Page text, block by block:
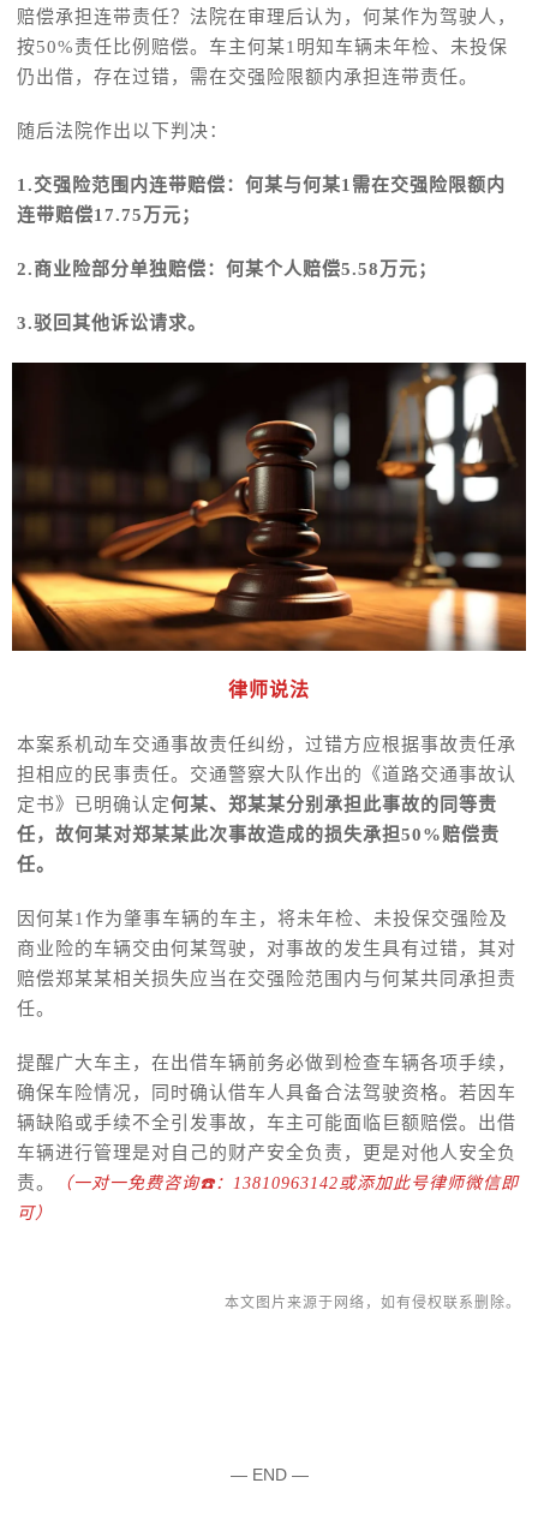
赔偿承担连带责任？法院在审理后认为，何某作为驾驶人，
按50%责任比例赔偿。车主何某1明知车辆未年检、未投保
仍出借，存在过错，需在交强险限额内承担连带责任。
随后法院作出以下判决：
1.交强险范围内连带赔偿：何某与何某1需在交强险限额内
连带赔偿17.75万元；
2.商业险部分单独赔偿：何某个人赔偿5.58万元；
3.驳回其他诉讼请求。
律师说法
本案系机动车交通事故责任纠纷，过错方应根据事故责任承
担相应的民事责任。交通警察大队作出的《道路交通事故认
定书》已明确认定何某、郑某某分别承担此事故的同等责
任，故何某对郑某某此次事故造成的损失承担50%赔偿责
任。
因何某1作为肇事车辆的车主，将未年检、未投保交强险及
商业险的车辆交由何某驾驶，对事故的发生具有过错，其对
赔偿郑某某相关损失应当在交强险范围内与何某共同承担责
任。
提醒广大车主，在出借车辆前务必做到检查车辆各项手续，
确保车险情况，同时确认借车人具备合法驾驶资格。若因车
辆缺陷或手续不全引发事故，车主可能面临巨额赔偿。出借
车辆进行管理是对自己的财产安全负责，更是对他人安全负
责。
（一对一免费咨询☎️：13810963142或添加此号律师微信即
可）
本文图片来源于网络，如有侵权联系删除。
— END —